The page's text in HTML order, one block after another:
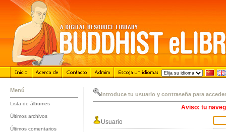
Menú
Lista de álbumes
Últimos archivos
Últimos comentarios
Introduce tu usuario y contraseña para acceder
Aviso: tu
Usuario